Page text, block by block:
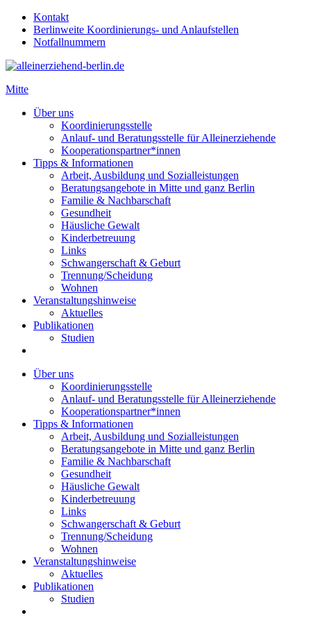
Kontakt
Berlinweite Koordinierungs- und Anlaufstellen
Notfallnummern
Mitte
Über uns
Koordinierungsstelle
Anlauf- und Beratungsstelle für Alleinerziehende
Kooperationspartner*innen
Tipps & Informationen
Arbeit, Ausbildung und Sozialleistungen
Beratungsangebote in Mitte und ganz Berlin
Familie & Nachbarschaft
Gesundheit
Häusliche Gewalt
Kinderbetreuung
Links
Schwangerschaft & Geburt
Trennung/Scheidung
Wohnen
Veranstaltungshinweise
Aktuelles
Publikationen
Studien
Über uns
Koordinierungsstelle
Anlauf- und Beratungsstelle für Alleinerziehende
Kooperationspartner*innen
Tipps & Informationen
Arbeit, Ausbildung und Sozialleistungen
Beratungsangebote in Mitte und ganz Berlin
Familie & Nachbarschaft
Gesundheit
Häusliche Gewalt
Kinderbetreuung
Links
Schwangerschaft & Geburt
Trennung/Scheidung
Wohnen
Veranstaltungshinweise
Aktuelles
Publikationen
Studien